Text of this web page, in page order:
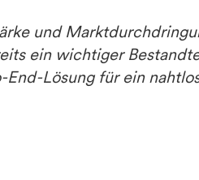
und
ein wichtiger
Lösung für ein